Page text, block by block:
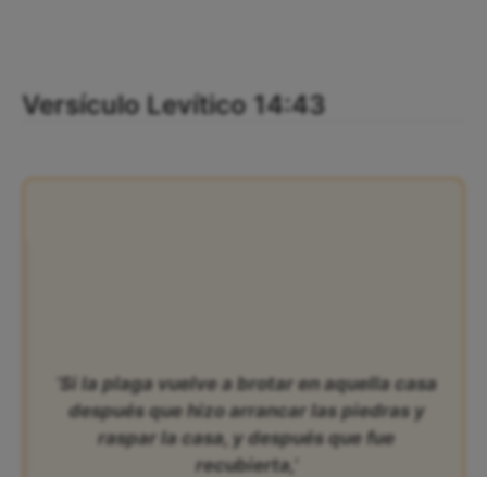
Versículo Levítico 14:43
‘Si la plaga vuelve a brotar en aquella casa
después que hizo arrancar las piedras y
raspar la casa, y después que fue
recubierta,’